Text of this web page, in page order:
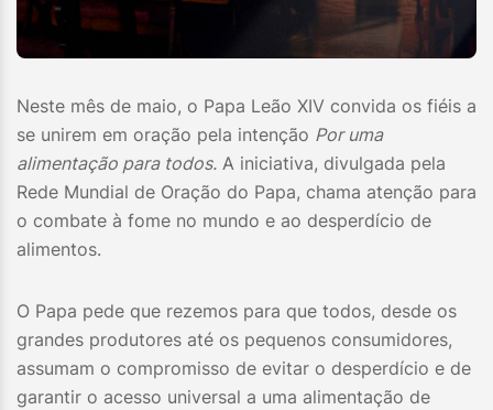
Neste mês de maio, o Papa Leão XIV convida os fiéis a
se unirem em oração pela intenção Por uma
alimentação para todos. A iniciativa, divulgada pela
Rede Mundial de Oração do Papa, chama atenção para
o combate à fome no mundo e ao desperdício de
alimentos.
O Papa pede que rezemos para que todos, desde os
grandes produtores até os pequenos consumidores,
assumam o compromisso de evitar o desperdício e de
garantir o acesso universal a uma alimentação de